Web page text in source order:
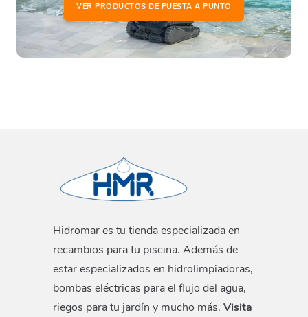
VER PRODUCTOS DE PUESTA A PUNTO
Hidromar es tu tienda especializada en
recambios para tu piscina. Además de
estar especializados en hidrolimpiadoras,
bombas eléctricas para el flujo del agua,
riegos para tu jardín y mucho más. Visita